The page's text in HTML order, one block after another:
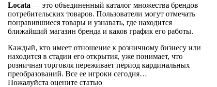
Locata — это объединенный каталог множества брендов
потребительских товаров. Пользователи могут отмечать
понравившиеся товары и узнавать, где находится
ближайший магазин бренда и каков график его работы.
Каждый, кто имеет отношение к розничному бизнесу или
находится в стадии его открытия, уже понимает, что
розничная торговля переживает период кардинальных
преобразований. Все ее игроки сегодня…
Пожалуйста оцените статью